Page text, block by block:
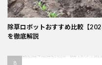
除草ロボットおすすめ比較【
を徹底解説